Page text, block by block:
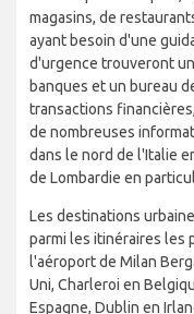
magasins, de
ayant besoin d'une
d'urgence trouveront
banques et un bureau
transactions
de nombreuses
dans le nord de l'Italie
de Lombardie en
Les destinations
parmi les itinéraires les
l'aéroport de Milan
Uni, Charleroi en
Espagne, Dublin en